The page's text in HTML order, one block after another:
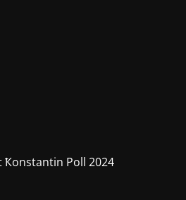
Ҟonstantin Poll 2024